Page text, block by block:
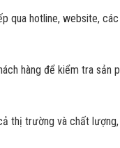
qua hotline, website, các
hàng để kiểm tra sản
thị trường và chất